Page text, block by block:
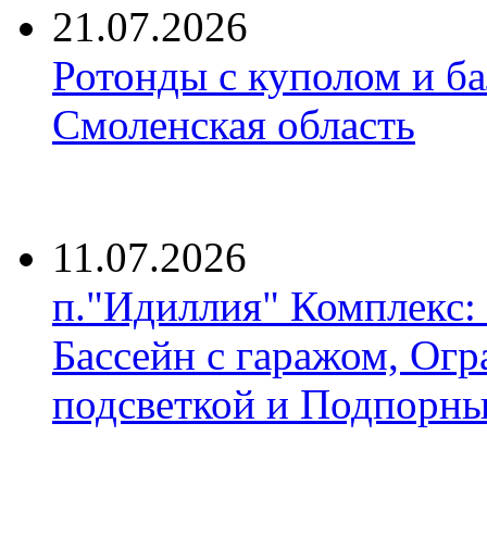
21.07.2026
Ротонды с куполом и
Смоленская область
11.07.2026
п."Идиллия"
Бассейн с гаражом,
подсветкой и